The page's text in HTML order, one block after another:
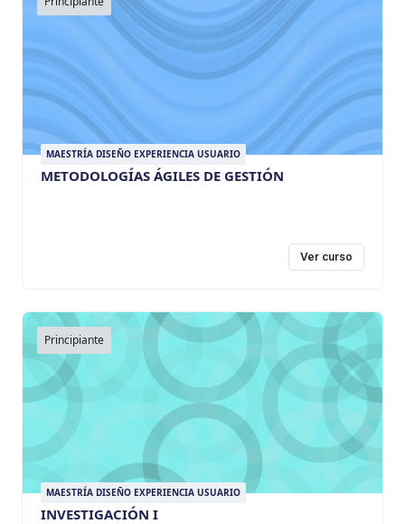
MAESTRÍA DISEÑO EXPERIENCIA USUARIO
METODOLOGÍAS ÁGILES DE GESTIÓN
Ver curso
Principiante
MAESTRÍA DISEÑO EXPERIENCIA USUARIO
INVESTIGACIÓN I